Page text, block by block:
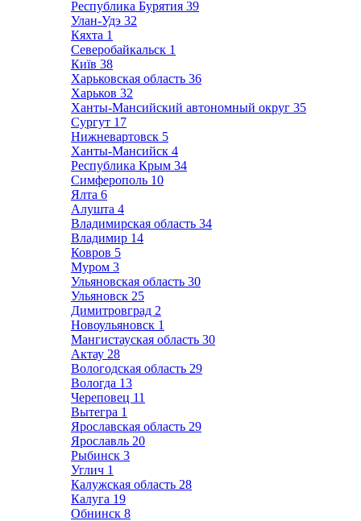
Республика Бурятия 39
Улан-Удэ 32
Кяхта 1
Северобайкальск 1
Київ 38
Харьковская область 36
Харьков 32
Ханты-Мансийский автономный округ 35
Сургут 17
Нижневартовск 5
Ханты-Мансийск 4
Республика Крым 34
Симферополь 10
Ялта 6
Алушта 4
Владимирская область 34
Владимир 14
Ковров 5
Муром 3
Ульяновская область 30
Ульяновск 25
Димитровград 2
Новоульяновск 1
Мангистауская область 30
Актау 28
Вологодская область 29
Вологда 13
Череповец 11
Вытегра 1
Ярославская область 29
Ярославль 20
Рыбинск 3
Углич 1
Калужская область 28
Калуга 19
Обнинск 8